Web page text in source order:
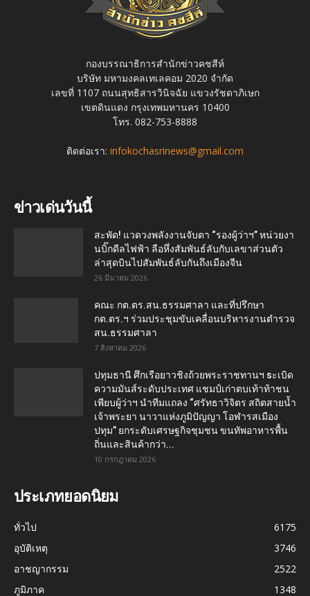
กองบรรณาธิการสำนักข่าวคชสีห์
บริษัท มหามงคลเทเลคอม 2020 จำกัด
เลขที่ 1107 ถนนสุทธิสารวินิจฉัย แขวงรัชดาภิเษก
เขตดินแดง กรุงเทพมหานคร 10400
โทร. 082-753-8888
ติดต่อเรา: infokochasrinews@gmail.com
ข่าวเด่นวันนี้
สะพัด! แวดวงพลังงานจับตา “รองผู้ว่าฯ” หน่วยงา
นบิ๊กดีลไฟฟ้า ลือหึ่งสัมพันธ์ลับกับเลขาส่วนตัว
ล่าสุดบินไปสัมพันธ์ลับกันถึงเมืองจีน
26 มีนาคม 2026
คณะ กต.ตร.สน.ธรรมศาลา และที่ปรึกษา
กต.ตร.ฯ ร่วมประชุมขับเคลื่อนบริหารงานตำรวจ
สน.ธรรมศาลา
7 สิงหาคม 2026
ปทุมธานี ศึกเรือยาวชิงถ้วยพระราชทานฯ sะเบิด
ความมันส์ระดับประเทศ แชมป์เก่าตบเท้าท้าชน
เพียบผู้ว่าฯ นำทีมแถลง “ศรัทธาวิจิตร สถิตสายน้ำ
เจ้าพระยา นาวาแห่งภูมิปัญญา โอฬารสเมือง
ปทุม” ยกระดับเศรษฐกิจชุมชน ขนทัพอาหารพื้น
ถิ่นและสินค้ากว่า...
10 กรกฎาคม 2026
ประเภทยอดนิยม
ทั่วไป
6175
อุบัติเหตุ
3746
อาชญากรรม
2522
ภูมิภาค
1348